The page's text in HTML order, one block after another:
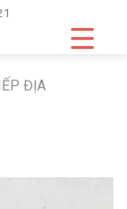
ĐỊA